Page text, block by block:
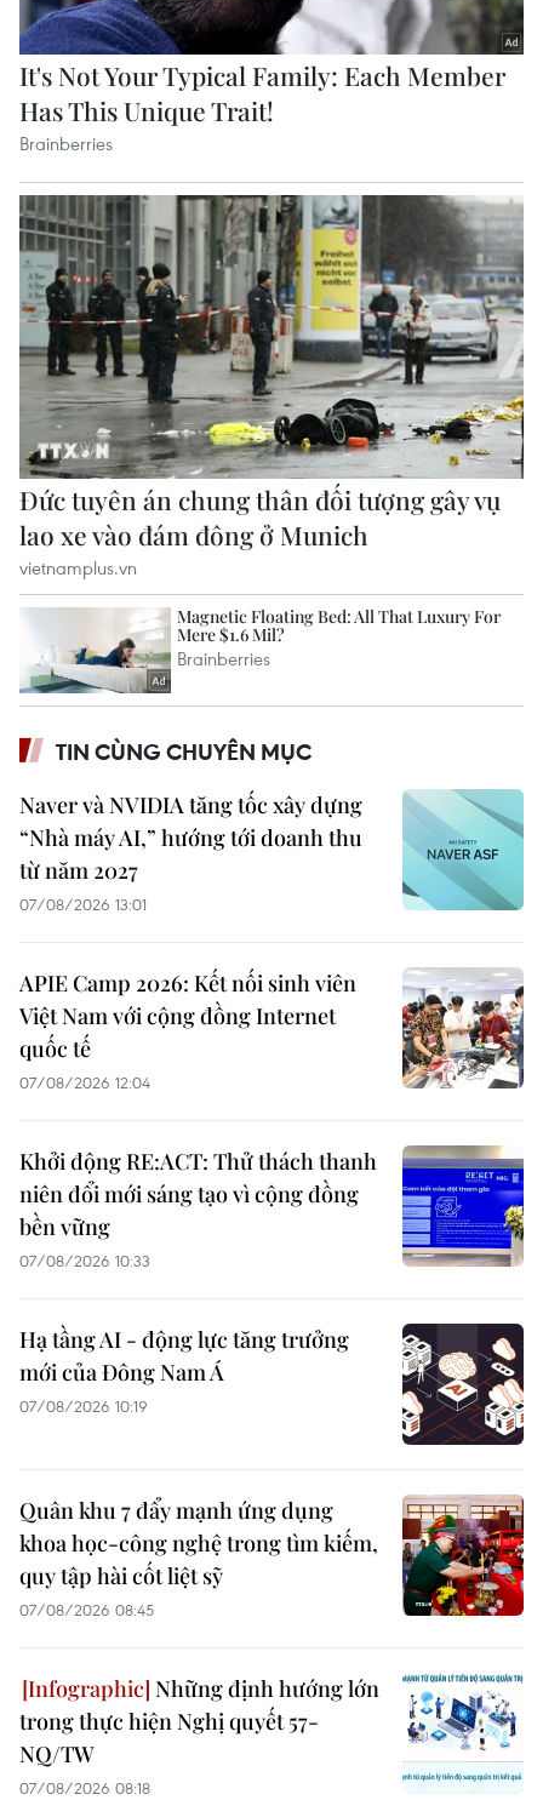
TIN CÙNG CHUYÊN MỤC
Naver và NVIDIA tăng tốc xây dựng
“Nhà máy AI,” hướng tới doanh thu
từ năm 2027
07/08/2026 13:01
APIE Camp 2026: Kết nối sinh viên
Việt Nam với cộng đồng Internet
quốc tế
07/08/2026 12:04
Khởi động RE:ACT: Thử thách thanh
niên đổi mới sáng tạo vì cộng đồng
bền vững
07/08/2026 10:33
Hạ tầng AI - động lực tăng trưởng
mới của Đông Nam Á
07/08/2026 10:19
Quân khu 7 đẩy mạnh ứng dụng
khoa học-công nghệ trong tìm kiếm,
quy tập hài cốt liệt sỹ
07/08/2026 08:45
Những định hướng lớn
trong thực hiện Nghị quyết 57-
NQ/TW
07/08/2026 08:18